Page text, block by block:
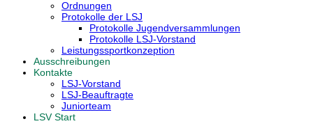
Ordnungen
Protokolle der LSJ
Protokolle Jugendversammlungen
Protokolle LSJ-Vorstand
Leistungssportkonzeption
Ausschreibungen
Kontakte
LSJ-Vorstand
LSJ-Beauftragte
Juniorteam
LSV Start